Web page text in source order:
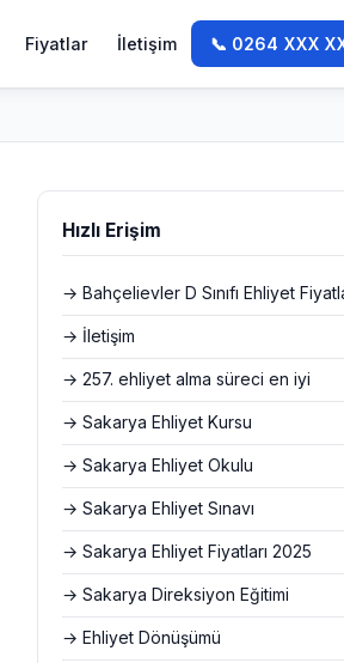
Fiyatlar İletişim 📞 0264 XXX
Hızlı Erişim
→ Bahçelievler D Sınıfı Ehliyet
→ İletişim
→ 257. ehliyet alma süreci en iyi
→ Sakarya Ehliyet Kursu
→ Sakarya Ehliyet Okulu
→ Sakarya Ehliyet Sınavı
→ Sakarya Ehliyet Fiyatları 2025
→ Sakarya Direksiyon Eğitimi
→ Ehliyet Dönüşümü